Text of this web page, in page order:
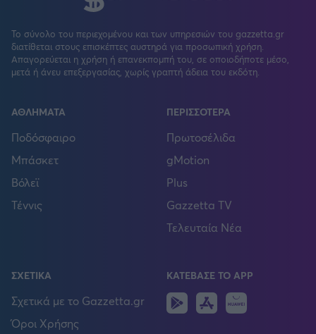
Το σύνολο του περιεχομένου και των υπηρεσιών του gazzetta.gr
διατίθεται στους επισκέπτες αυστηρά για προσωπική χρήση.
Απαγορεύεται η χρήση ή επανεκπομπή του, σε οποιοδήποτε μέσο,
μετά ή άνευ επεξεργασίας, χωρίς γραπτή άδεια του εκδότη.
ΑΘΛΗΜΑΤΑ
Ποδόσφαιρο
Μπάσκετ
Βόλεϊ
Τέννις
ΠΕΡΙΣΣΟΤΕΡΑ
Πρωτοσέλιδα
gMotion
Plus
Gazzetta TV
Τελευταία Νέα
ΣΧΕΤΙΚΑ
Σχετικά με το Gazzetta.gr
Όροι Χρήσης
ΚΑΤΕΒΑΣΕ ΤΟ APP
Android
IOS